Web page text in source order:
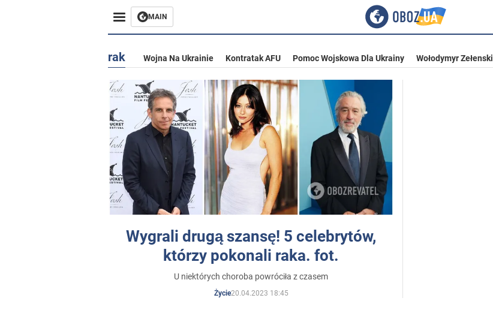
MAIN
rak Wojna Na Ukrainie Kontratak AFU Pomoc Wojskowa Dla Ukrainy Wołodymyr Zełenski
Wygrali drugą szansę! 5 celebrytów,
którzy pokonali raka. fot.
U niektórych choroba powróciła z czasem
Życie20.04.2023 18:45